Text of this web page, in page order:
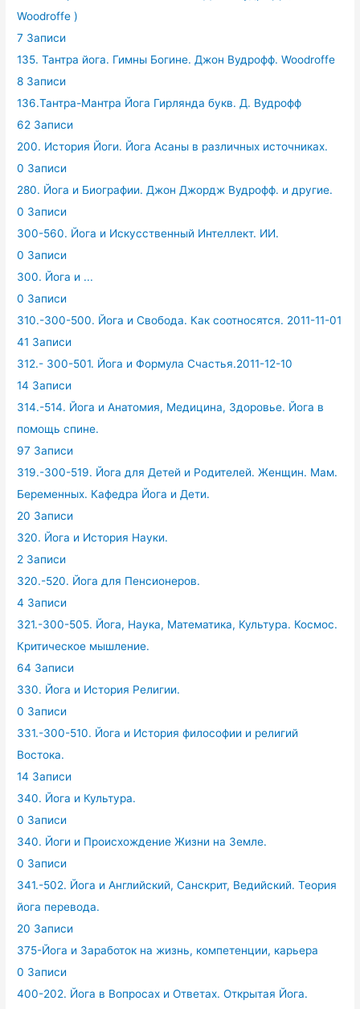
Woodroffe )
7 Записи
135. Тантра йога. Гимны Богине. Джон Вудрофф. Woodroffe
8 Записи
136.Тантра-Мантра Йога Гирлянда букв. Д. Вудрофф
62 Записи
200. История Йоги. Йога Асаны в различных источниках.
0 Записи
280. Йога и Биографии. Джон Джордж Вудрофф. и другие.
0 Записи
300-560. Йога и Искусственный Интеллект. ИИ.
0 Записи
300. Йога и ...
0 Записи
310.-300-500. Йога и Свобода. Как соотносятся. 2011-11-01
41 Записи
312.- 300-501. Йога и Формула Счастья.2011-12-10
14 Записи
314.-514. Йога и Анатомия, Медицина, Здоровье. Йога в
помощь спине.
97 Записи
319.-300-519. Йога для Детей и Родителей. Женщин. Мам.
Беременных. Кафедра Йога и Дети.
20 Записи
320. Йога и История Науки.
2 Записи
320.-520. Йога для Пенсионеров.
4 Записи
321.-300-505. Йога, Наука, Математика, Культура. Космос.
Критическое мышление.
64 Записи
330. Йога и История Религии.
0 Записи
331.-300-510. Йога и История философии и религий
Востока.
14 Записи
340. Йога и Культура.
0 Записи
340. Йоги и Происхождение Жизни на Земле.
0 Записи
341.-502. Йога и Английский, Санскрит, Ведийский. Теория
йога перевода.
20 Записи
375-Йога и Заработок на жизнь, компетенции, карьера
0 Записи
400-202. Йога в Вопросах и Ответах. Открытая Йога.